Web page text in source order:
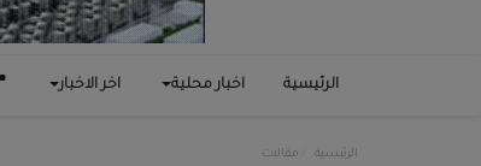
الرئيسية اخبار محلية اخر الاخبار
الرئيسية مقالات